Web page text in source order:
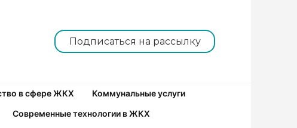
Подписаться на рассылку
в сфере ЖКХ
Коммунальные услуги
Современные технологии в ЖКХ